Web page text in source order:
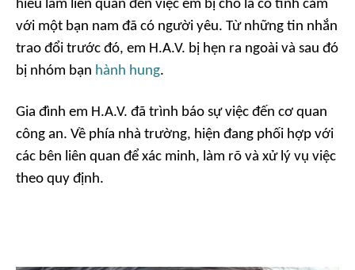
hiểu lầm liên quan đến việc em bị cho là có tình cảm
với một bạn nam đã có người yêu. Từ những tin nhắn
trao đổi trước đó, em H.A.V. bị hẹn ra ngoài và sau đó
bị nhóm bạn hành hung.
Gia đình em H.A.V. đã trình báo sự việc đến cơ quan
công an. Về phía nhà trường, hiện đang phối hợp với
các bên liên quan để xác minh, làm rõ và xử lý vụ việc
theo quy định.